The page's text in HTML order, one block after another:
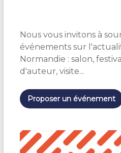
Nous vous invitons à
événements sur
Normandie : salon,
d'auteur, visite...
Proposer un événement